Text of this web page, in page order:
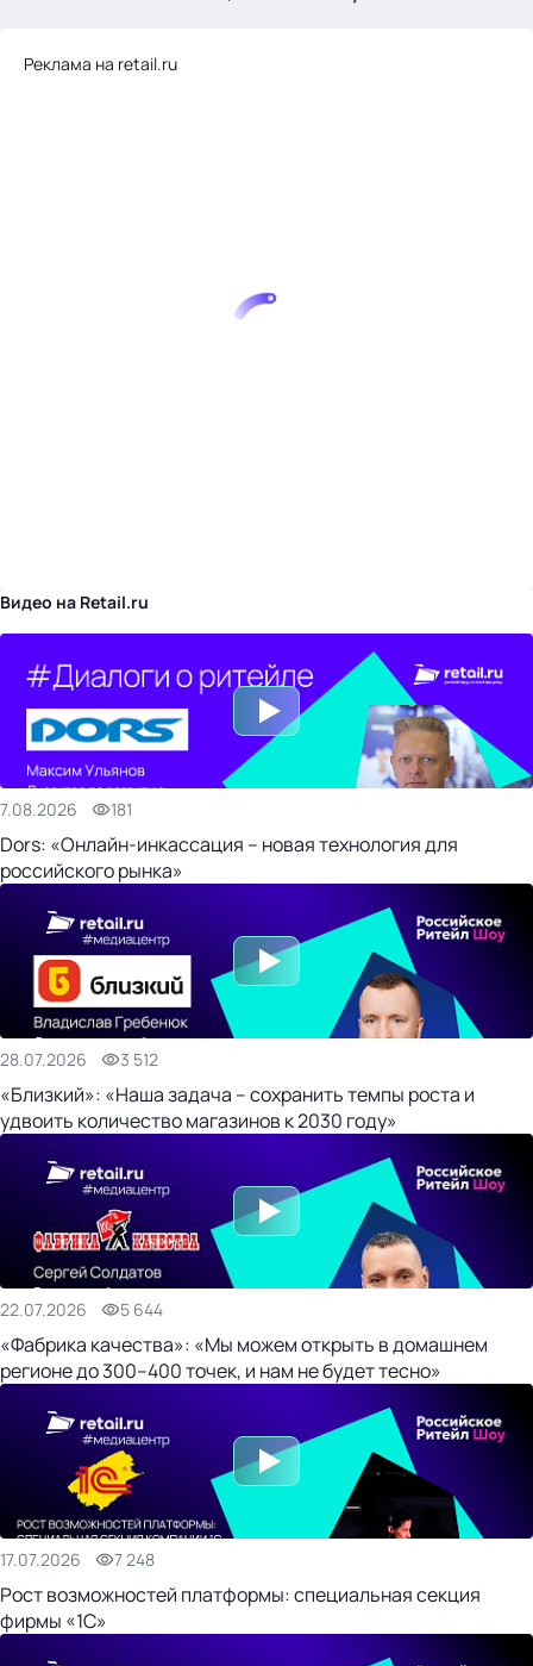
Тема месяца: Автоматизация на 1С
Реклама на retail.ru
Видео на Retail.ru
7.08.2026 181
Dors: «Онлайн-инкассация – новая технология для
российского рынка»
28.07.2026 3 512
«Близкий»: «Наша задача – сохранить темпы роста и
удвоить количество магазинов к 2030 году»
22.07.2026 5 644
«Фабрика качества»: «Мы можем открыть в домашнем
регионе до 300–400 точек, и нам не будет тесно»
17.07.2026 7 248
Рост возможностей платформы: специальная секция
фирмы «1С»